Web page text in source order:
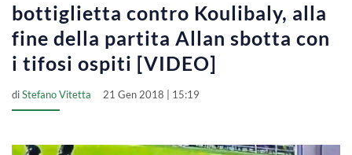
bottiglietta contro Koulibaly, alla
fine della partita Allan sbotta con
i tifosi ospiti [VIDEO]
diStefano Vitetta 21 Gen 2018 | 15:19